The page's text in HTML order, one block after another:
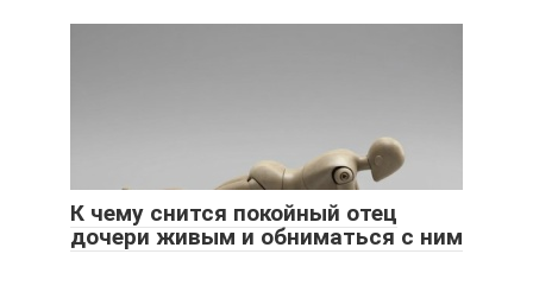
К чему снится покойный отец
дочери живым и обниматься с ним